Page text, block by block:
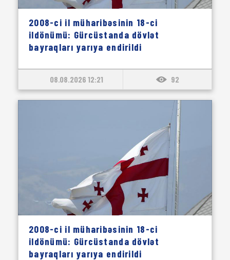
2008-ci il müharibəsinin 18-ci
ildönümü: Gürcüstanda dövlət
bayraqları yarıya endirildi
08.08.2026 12:21 92
2008-ci il müharibəsinin 18-ci
ildönümü: Gürcüstanda dövlət
bayraqları yarıya endirildi